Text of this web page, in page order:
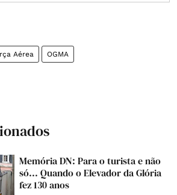
Aérea OGMA
Memória DN: Para o turista e não
só... Quando o Elevador da Glória
fez 130 anos